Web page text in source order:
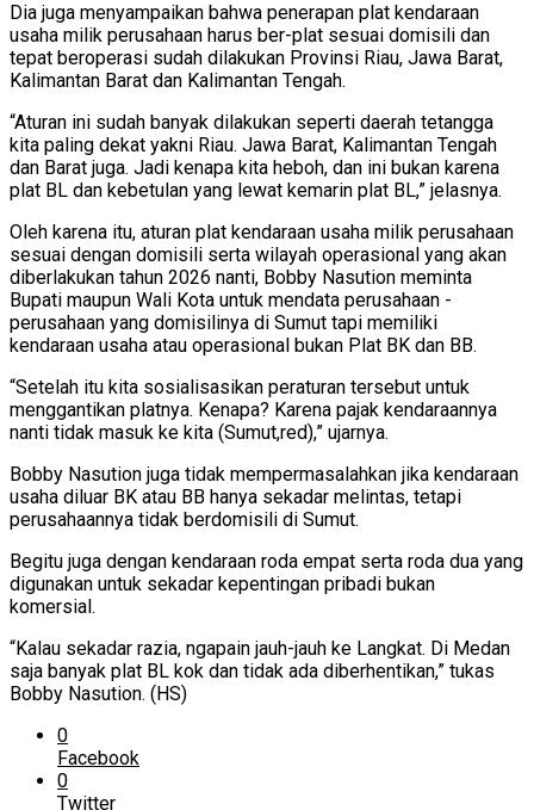
Dia juga menyampaikan bahwa penerapan plat kendaraan
usaha milik perusahaan harus ber-plat sesuai domisili dan
tepat beroperasi sudah dilakukan Provinsi Riau, Jawa Barat,
Kalimantan Barat dan Kalimantan Tengah.
“Aturan ini sudah banyak dilakukan seperti daerah tetangga
kita paling dekat yakni Riau. Jawa Barat, Kalimantan Tengah
dan Barat juga. Jadi kenapa kita heboh, dan ini bukan karena
plat BL dan kebetulan yang lewat kemarin plat BL,” jelasnya.
Oleh karena itu, aturan plat kendaraan usaha milik perusahaan
sesuai dengan domisili serta wilayah operasional yang akan
diberlakukan tahun 2026 nanti, Bobby Nasution meminta
Bupati maupun Wali Kota untuk mendata perusahaan -
perusahaan yang domisilinya di Sumut tapi memiliki
kendaraan usaha atau operasional bukan Plat BK dan BB.
“Setelah itu kita sosialisasikan peraturan tersebut untuk
menggantikan platnya. Kenapa? Karena pajak kendaraannya
nanti tidak masuk ke kita (Sumut,red),” ujarnya.
Bobby Nasution juga tidak mempermasalahkan jika kendaraan
usaha diluar BK atau BB hanya sekadar melintas, tetapi
perusahaannya tidak berdomisili di Sumut.
Begitu juga dengan kendaraan roda empat serta roda dua yang
digunakan untuk sekadar kepentingan pribadi bukan
komersial.
“Kalau sekadar razia, ngapain jauh-jauh ke Langkat. Di Medan
saja banyak plat BL kok dan tidak ada diberhentikan,” tukas
Bobby Nasution. (HS)
0
Facebook
0
Twitter